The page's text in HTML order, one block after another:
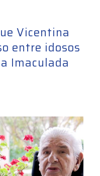
Vicentina
entre idosos
Imaculada